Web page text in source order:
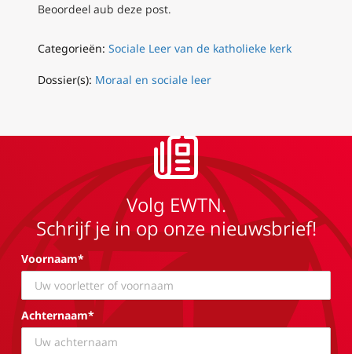
Beoordeel aub deze post.
Categorieën: Sociale Leer van de katholieke kerk
Dossier(s): Moraal en sociale leer
Volg EWTN.
Schrijf je in op onze nieuwsbrief!
Voornaam*
Achternaam*